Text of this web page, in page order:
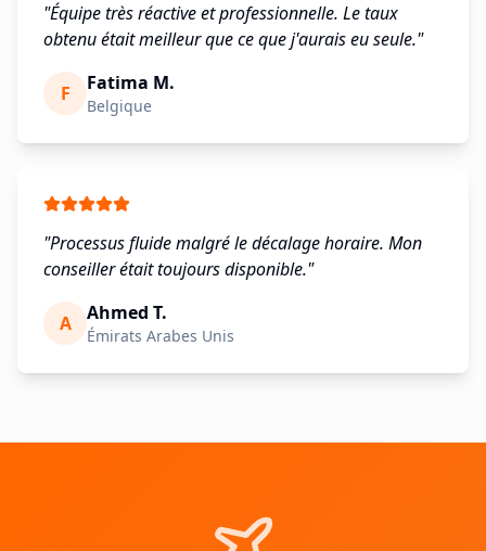
"Équipe très réactive et professionnelle. Le taux
obtenu était meilleur que ce que j'aurais eu seule."
F Fatima M.
Belgique
"Processus fluide malgré le décalage horaire. Mon
conseiller était toujours disponible."
A Ahmed T.
Émirats Arabes Unis